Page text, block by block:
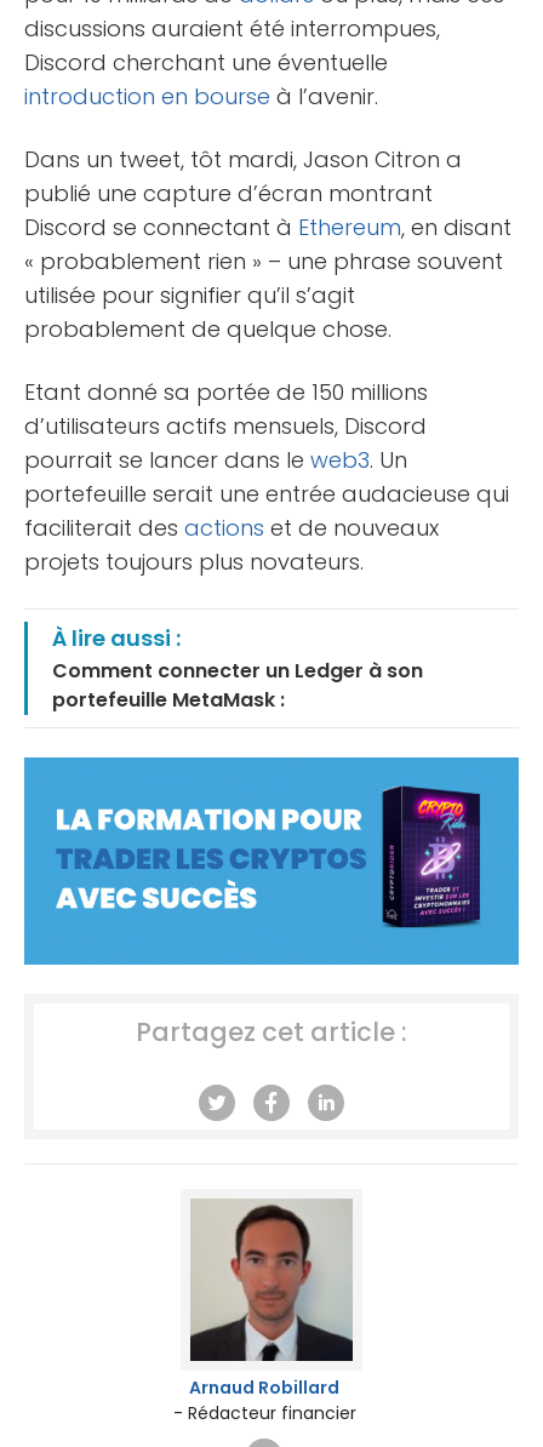
discussions auraient été interrompues,
Discord cherchant une éventuelle
introduction en bourse à l’avenir.
Dans un tweet, tôt mardi, Jason Citron a
publié une capture d’écran montrant
Discord se connectant à Ethereum, en disant
« probablement rien » – une phrase souvent
utilisée pour signifier qu’il s’agit
probablement de quelque chose.
Etant donné sa portée de 150 millions
d’utilisateurs actifs mensuels, Discord
pourrait se lancer dans le web3. Un
portefeuille serait une entrée audacieuse qui
faciliterait des actions et de nouveaux
projets toujours plus novateurs.
À lire aussi :
Comment connecter un Ledger à son
portefeuille MetaMask :
Partagez cet article :
Arnaud Robillard
- Rédacteur financier